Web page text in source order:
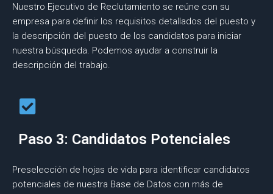
Nuestro Ejecutivo de Reclutamiento se reúne con su
empresa para definir los requisitos detallados del puesto y
la descripción del puesto de los candidatos para iniciar
nuestra búsqueda. Podemos ayudar a construir la
descripción del trabajo.
Paso 3: Candidatos Potenciales
Preselección de hojas de vida para identificar candidatos
potenciales de nuestra Base de Datos con más de